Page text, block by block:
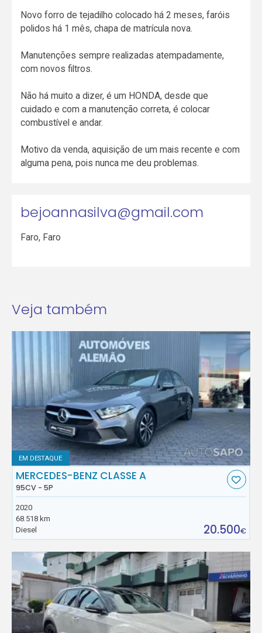
Novo forro de tejadilho colocado há 2 meses, faróis
polidos há 1 mês, chapa de matrícula nova.
Manutenções sempre realizadas atempadamente,
com novos filtros.
Não há muito a dizer, é um HONDA, desde que
cuidado e com a manutenção correta, é colocar
combustível e andar.
Motivo da venda, aquisição de um mais recente e com
alguma pena, pois nunca me deu problemas.
bejoannasilva@gmail.com
Faro, Faro
Veja também
EM DESTAQUE
MERCEDES-BENZ CLASSE A
95CV - 5P
2020
68.518 km
Diesel
20.500€